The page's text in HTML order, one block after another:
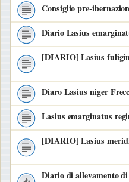
Consiglio pre-
Diario Lasius
[DIARIO] Lasius
Diaro Lasius niger
Lasius emarginatus
[DIARIO] Lasius
Diario di allevamento